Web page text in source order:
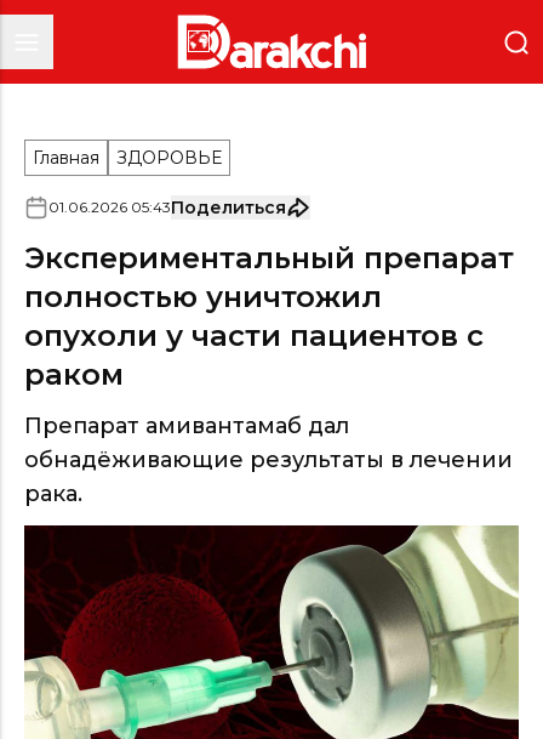
Главная ЗДОРОВЬЕ
01.06.2026 05:43Поделиться
Экспериментальный препарат
полностью уничтожил
опухоли у части пациентов с
раком
Препарат амивантамаб дал
обнадёживающие результаты в лечении
рака.